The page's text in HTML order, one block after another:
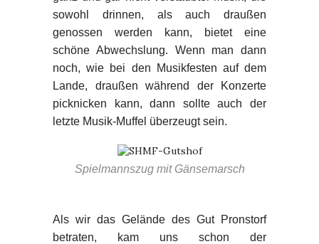
sowohl drinnen, als auch draußen
genossen werden kann, bietet eine
schöne Abwechslung. Wenn man dann
noch, wie bei den Musikfesten auf dem
Lande, draußen während der Konzerte
picknicken kann, dann sollte auch der
letzte Musik-Muffel überzeugt sein.
Spielmannszug mit Gänsemarsch
Als wir das Gelände des Gut Pronstorf
betraten, kam uns schon der